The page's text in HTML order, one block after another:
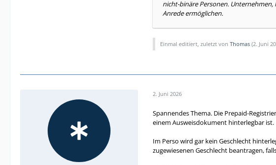
nicht-binäre Personen. Unternehmen,
Anrede ermöglichen.
Einmal editiert, zuletzt von Thomas (2. Juni
2. Juni 2026
Spannendes Thema. Die Prepaid-
einem Ausweisdokument hinterlegbar ist.
Im Perso wird gar kein Geschlecht
zugewiesenen Geschlecht beantragen,